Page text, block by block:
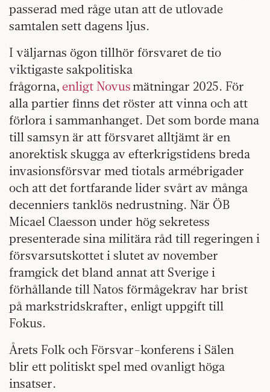
passerad med råge utan att de utlovade
samtalen sett dagens ljus.
I väljarnas ögon tillhör försvaret de tio
viktigaste sakpolitiska
frågorna, enligt Novusmätningar 2025. För
alla partier finns det röster att vinna och att
förlora i sammanhanget. Det som borde mana
till samsyn är att försvaret alltjämt är en
anorektisk skugga av efterkrigstidens breda
invasionsförsvar med tiotals armébrigader
och att det fortfarande lider svårt av många
decenniers tanklös nedrustning. När ÖB
Micael Claesson under hög sekretess
presenterade sina militära råd till regeringen i
försvarsutskottet i slutet av november
framgick det bland annat att Sverige i
förhållande till Natos förmågekrav har brist
på markstridskrafter, enligt uppgift till
Fokus.
Årets Folk och Försvar-konferens i Sälen
blir ett politiskt spel med ovanligt höga
insatser.